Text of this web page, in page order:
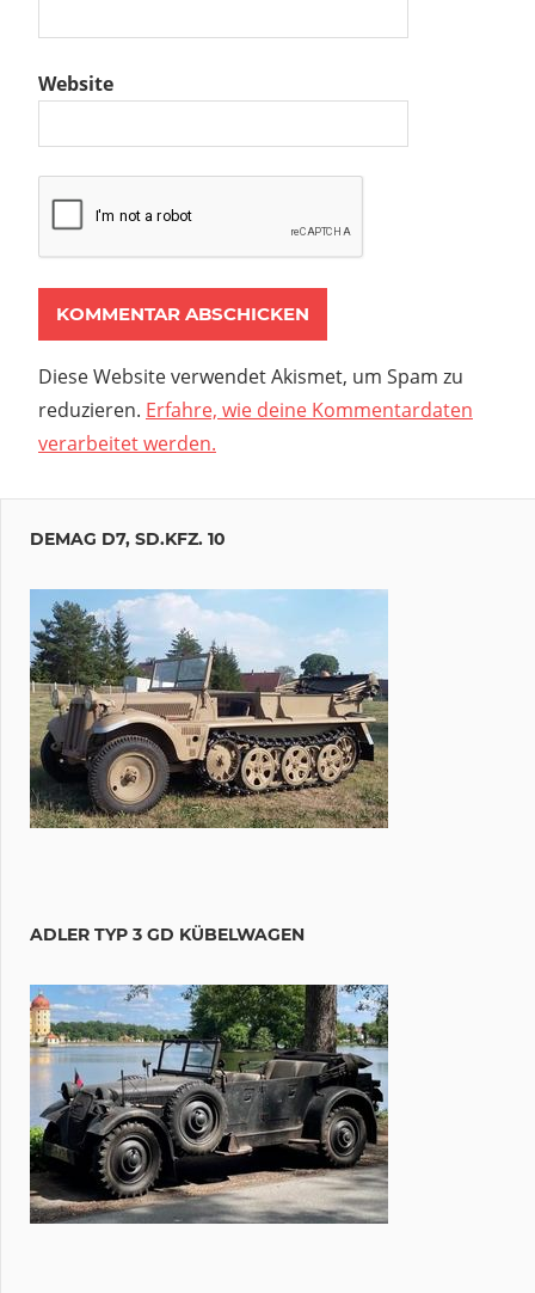
Website
Diese Website verwendet Akismet, um Spam zu
reduzieren. Erfahre, wie deine Kommentardaten
verarbeitet werden.
DEMAG D7, SD.KFZ. 10
ADLER TYP 3 GD KÜBELWAGEN